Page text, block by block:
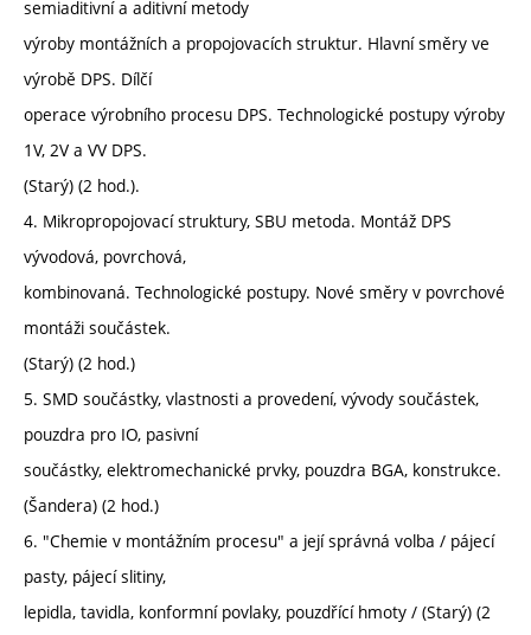
semiaditivní a aditivní metody
výroby montážních a propojovacích struktur. Hlavní směry ve
výrobě DPS. Dílčí
operace výrobního procesu DPS. Technologické postupy výroby
1V, 2V a VV DPS.
(Starý) (2 hod.).
4. Mikropropojovací struktury, SBU metoda. Montáž DPS
vývodová, povrchová,
kombinovaná. Technologické postupy. Nové směry v povrchové
montáži součástek.
(Starý) (2 hod.)
5. SMD součástky, vlastnosti a provedení, vývody součástek,
pouzdra pro IO, pasivní
součástky, elektromechanické prvky, pouzdra BGA, konstrukce.
(Šandera) (2 hod.)
6. "Chemie v montážním procesu" a její správná volba / pájecí
pasty, pájecí slitiny,
lepidla, tavidla, konformní povlaky, pouzdřící hmoty / (Starý) (2